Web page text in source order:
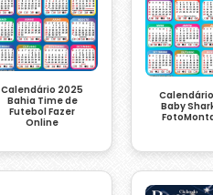
Calendário 2025
Bahia Time de
Futebol Fazer
Online
Baby